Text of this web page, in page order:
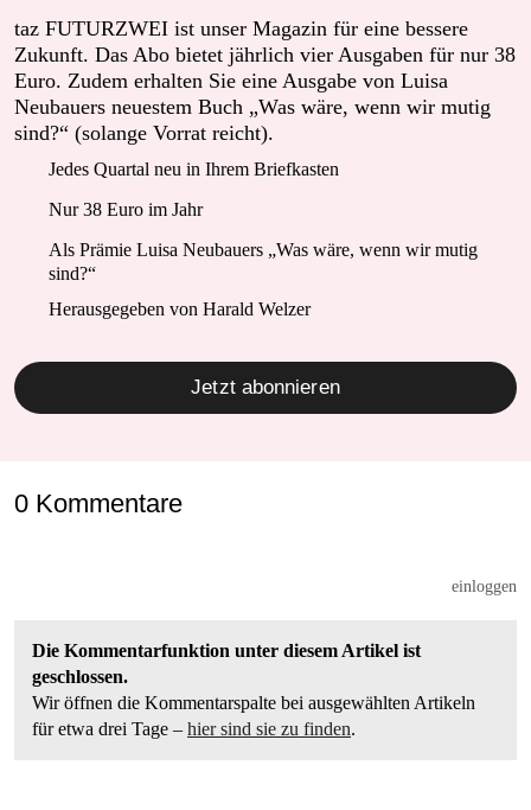
taz FUTURZWEI ist unser Magazin für eine bessere
Zukunft. Das Abo bietet jährlich vier Ausgaben für nur 38
Euro. Zudem erhalten Sie eine Ausgabe von Luisa
Neubauers neuestem Buch „Was wäre, wenn wir mutig
sind?“ (solange Vorrat reicht).
Jedes Quartal neu in Ihrem Briefkasten
Nur 38 Euro im Jahr
Als Prämie Luisa Neubauers „Was wäre, wenn wir mutig
sind?“
Herausgegeben von Harald Welzer
Jetzt abonnieren
0 Kommentare
Die Kommentarfunktion unter diesem Artikel ist
geschlossen.
Wir öffnen die Kommentarspalte bei ausgewählten Artikeln
für etwa drei Tage – hier sind sie zu finden.
einloggen